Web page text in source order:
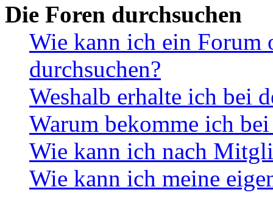
Die Foren durchsuchen
Wie kann ich ein Forum
durchsuchen?
Weshalb erhalte ich bei
Warum bekomme ich
Wie kann ich nach
Wie kann ich meine